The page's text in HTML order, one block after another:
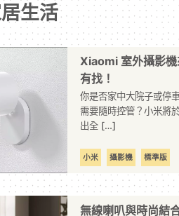
生活
Xiaomi 室外攝影
有找！
你是否家中大院子或停
需要隨時控管？小米將
出全 […]
小米
攝影機 標準版
無線喇叭與時尚結